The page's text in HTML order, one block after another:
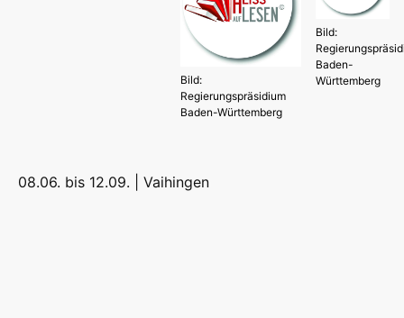
Bild:
Baden-
Württemberg
Bild:
Regierungspräsidium
Baden-Württemberg
08.06. bis 12.09. | Vaihingen